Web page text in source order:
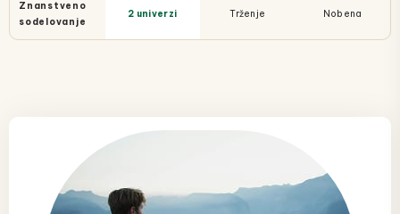
Znanstveno
sodelovanje
2 univerzi Trženje Nobena